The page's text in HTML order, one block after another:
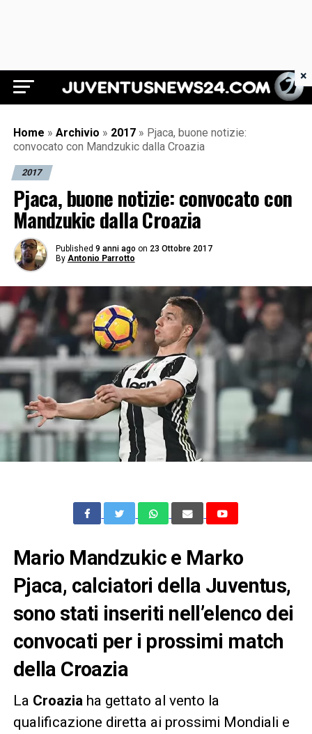
Juventus News 24
Home » Archivio » 2017 » Pjaca, buone notizie:
convocato con Mandzukic dalla Croazia
2017
Pjaca, buone notizie: convocato con
Mandzukic dalla Croazia
Published 9 anni ago on 23 Ottobre 2017
By Antonio Parrotto
Mario Mandzukic e Marko
Pjaca, calciatori della Juventus,
sono stati inseriti nell’elenco dei
convocati per i prossimi match
della Croazia
La Croazia ha gettato al vento la
qualificazione diretta ai prossimi Mondiali e
×